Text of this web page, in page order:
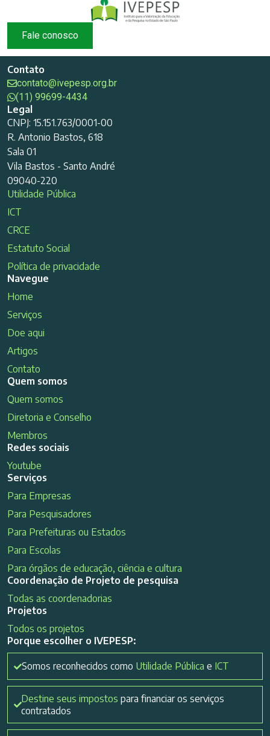
Fale conosco
Contato
contato@ivepesp.org.br
(11) 99699-4434
Legal
CNPJ: 15.151.763/0001-00
R. Antonio Bastos, 618
Sala 01
Vila Bastos - Santo André
09040-220
Utilidade Pública
ICT
CRCE
Estatuto Social
Política de privacidade
Navegue
Home
Serviços
Doe aqui
Artigos
Contato
Quem somos
Quem somos
Diretoria e Conselho
Membros
Redes sociais
Youtube
Serviços
Para Empresas
Para Pesquisadores
Para Prefeituras ou Estados
Para Escolas
Para órgãos de educação, ciência e cultura
Coordenação de Projeto de pesquisa
Todas as coordenadorias
Projetos
Todos os projetos
Porque escolher o IVEPESP:
Somos reconhecidos como Utilidade Pública e ICT
Destine seus impostos para financiar os serviços
contratados